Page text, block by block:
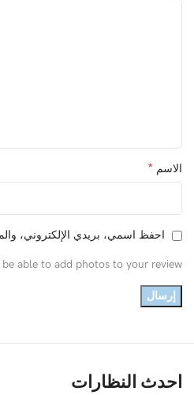
الاسم *
احفظ اسمي، بريدي الإلكتروني،
able to add photos to your review.
احدث النظارات